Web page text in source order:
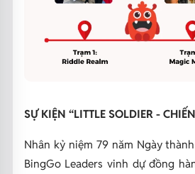
SỰ KIỆN “LITTLE SOLDIER -
Nhân kỷ niệm 79 năm Ngày
BingGo Leaders vinh dự đồng